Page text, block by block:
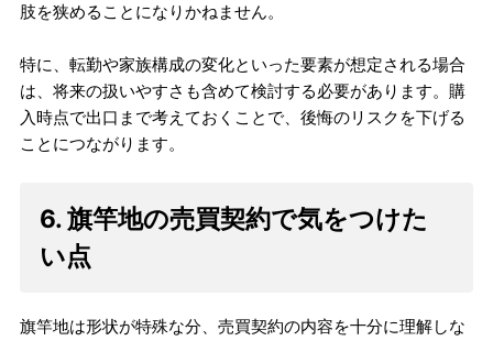
肢を狭めることになりかねません。
特に、転勤や家族構成の変化といった要素が想定される場合
は、将来の扱いやすさも含めて検討する必要があります。購
入時点で出口まで考えておくことで、後悔のリスクを下げる
ことにつながります。
6. 旗竿地の売買契約で気をつけた
い点
旗竿地は形状が特殊な分、売買契約の内容を十分に理解しな